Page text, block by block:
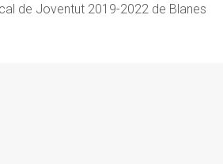
de Joventut 2019-2022 de Blanes